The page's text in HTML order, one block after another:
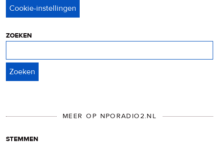
zoeken
MEER OP NPORADIO2.NL
stemmen